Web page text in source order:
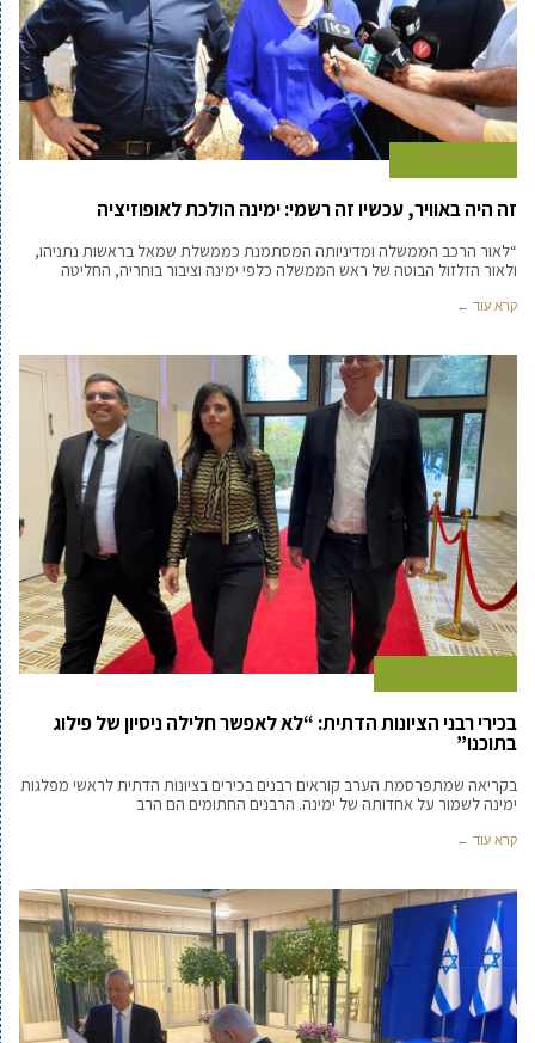
10 במאי 2020
זה היה באוויר, עכשיו זה רשמי: ימינה הולכת לאופוזיציה
“לאור הרכב הממשלה ומדיניותה המסתמנת כממשלת שמאל בראשות נתניהו,
ולאור הזלזול הבוטה של ראש הממשלה כלפי ימינה וציבור בוחריה, החליטה
קרא עוד ←
30 באפריל 2020
בכירי רבני הציונות הדתית: “לא לאפשר חלילה ניסיון של פילוג
בתוכנו”
בקריאה שמתפרסמת הערב קוראים רבנים בכירים בציונות הדתית לראשי מפלגות
ימינה לשמור על אחדותה של ימינה. הרבנים החתומים הם הרב
קרא עוד ←